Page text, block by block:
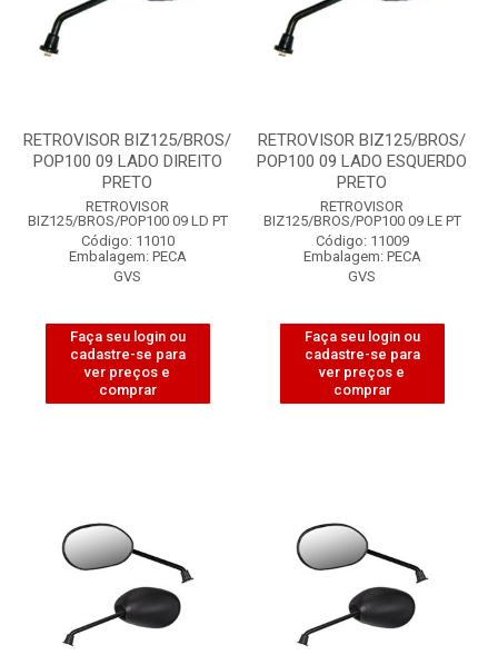
RETROVISOR BIZ125/BROS/
POP100 09 LADO DIREITO
PRETO
RETROVISOR
BIZ125/BROS/POP100 09 LD PT
Código: 11010
Embalagem: PECA
GVS
Faça seu login ou
cadastre-se para
ver preços e
comprar
RETROVISOR BIZ125/BROS/
POP100 09 LADO ESQUERDO
PRETO
RETROVISOR
BIZ125/BROS/POP100 09 LE PT
Código: 11009
Embalagem: PECA
GVS
Faça seu login ou
cadastre-se para
ver preços e
comprar